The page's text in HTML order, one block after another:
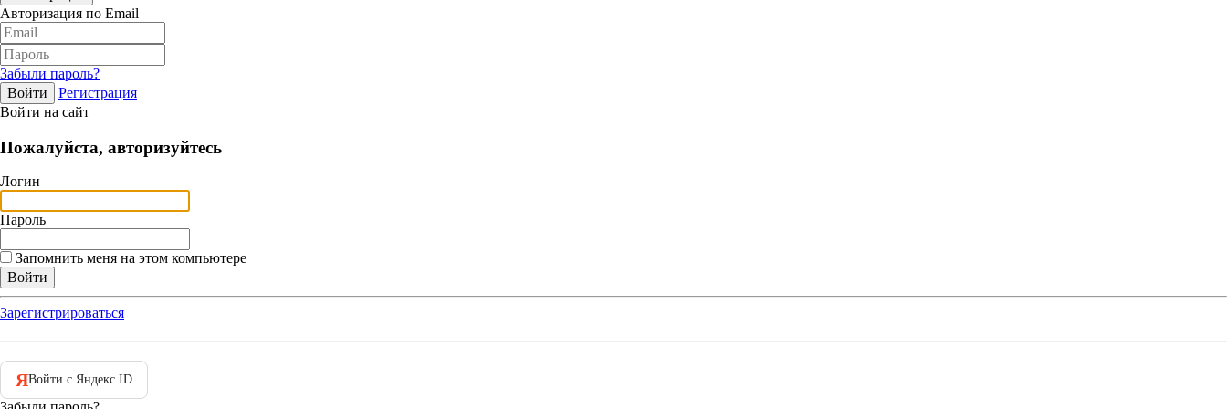
Авторизация по Email
Забыли пароль?
Регистрация
Войти на сайт
Пожалуйста, авторизуйтесь
Логин
Пароль
Запомнить меня на этом компьютере
Зарегистрироваться
ЯВойти с Яндекс ID